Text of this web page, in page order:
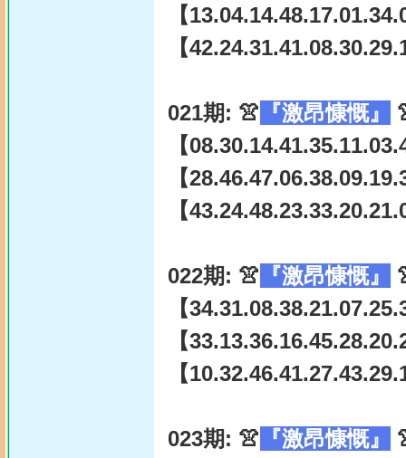
【
【
021期: 👚 『激昂慷慨』
【
【
【
022期: 👚 『激昂慷慨』
【
【
【
023期: 👚 『激昂慷慨』